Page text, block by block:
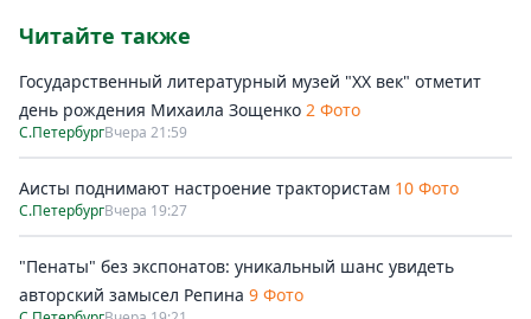
Читайте также
Государственный литературный музей "ХХ век" отметит
день рождения Михаила Зощенко 2 Фото
С.ПетербургВчера 21:59
Аисты поднимают настроение трактористам 10 Фото
С.ПетербургВчера 19:27
"Пенаты" без экспонатов: уникальный шанс увидеть
авторский замысел Репина 9 Фото